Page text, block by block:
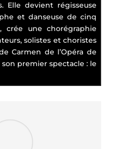
Elle devient régisseuse
et danseuse de cinq
crée une chorégraphie
solistes et choristes
Carmen de l’Opéra de
premier spectacle : le